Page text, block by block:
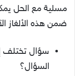
مسلية مع الحل
ضمن هذه الألغاز
سؤال تختلف
السؤال؟